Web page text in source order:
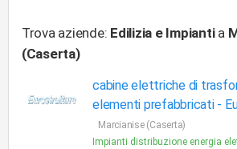
Trova aziende: Edilizia e Impiantia
(Caserta)
cabine elettriche di
elementi prefabbricati -
Marcianise (Caserta)
Impianti distribuzione energia